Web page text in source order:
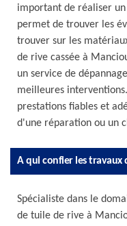
important de réaliser
permet de trouver les
trouver sur les
de rive cassée à
un service de
meilleures
prestations fiables et
d'une réparation ou un
A qui confier les travaux
Spécialiste dans le
de tuile de rive à